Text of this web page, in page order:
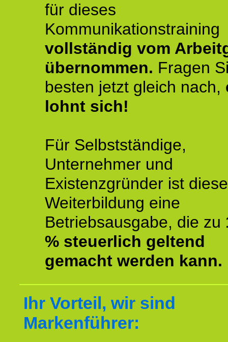
für dieses
Kommunikationstraining
vollständig vom
übernommen. Fragen
besten jetzt gleich nach,
lohnt sich!
Für Selbstständige,
Unternehmer und
Existenzgründer ist diese
Weiterbildung eine
Betriebsausgabe, die zu
% steuerlich geltend
gemacht werden kann.
Ihr Vorteil, wir sind
Markenführer: